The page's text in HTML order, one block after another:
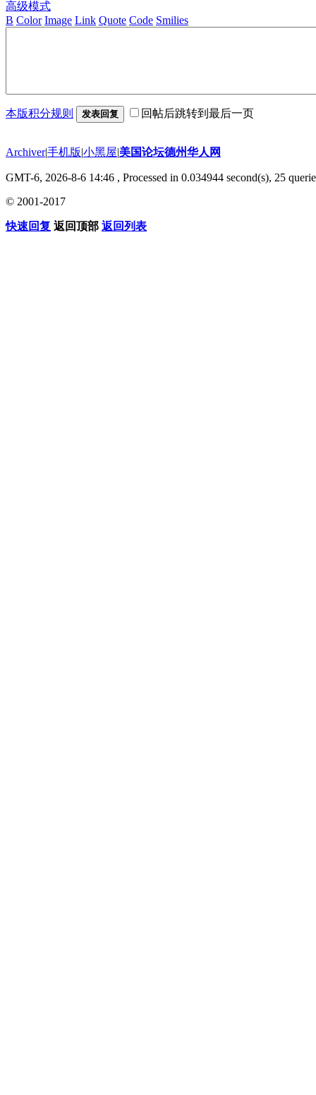
高级模式
B Color Image Link Quote Code Smilies
本版积分规则 发表回复 回帖后跳转到最后一页
Archiver|手机版|小黑屋|美国论坛德州华人网
GMT-6, 2026-8-6 14:46 , Processed in 0.034944 second(s), 25
© 2001-2017
快速回复 返回顶部 返回列表